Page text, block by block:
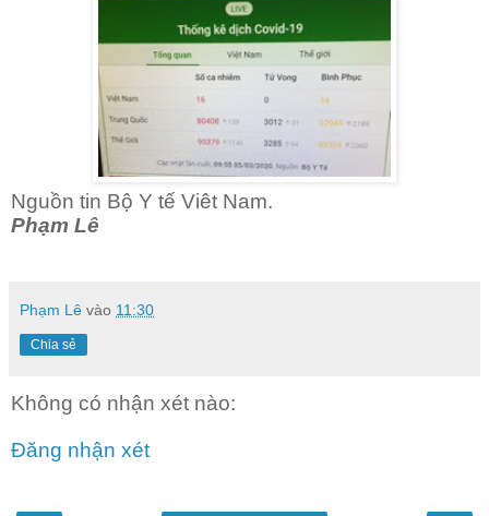
Nguồn tin Bộ Y tế Viêt Nam.
Phạm Lê
Phạm Lê vào 11:30
Chia sẻ
Không có nhận xét nào:
Đăng nhận xét